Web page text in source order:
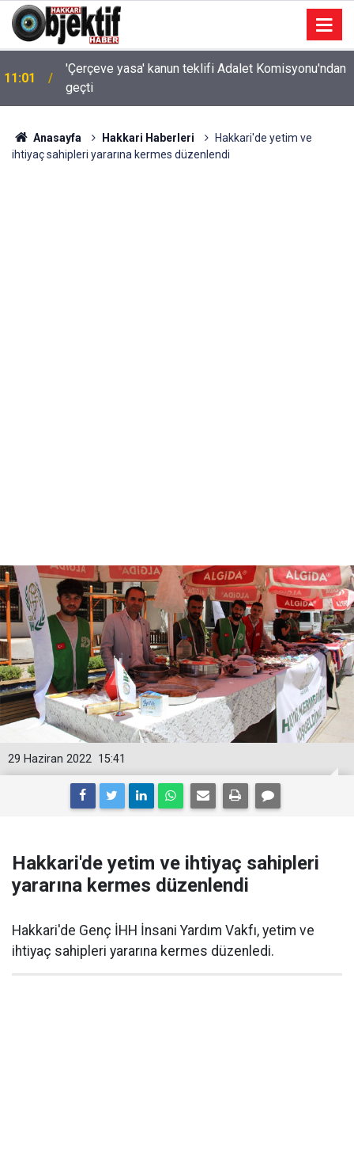
11:01
'Çerçeve yasa' kanun teklifi Adalet Komisyonu'ndan
geçti
Anasayfa Hakkari Haberleri
Hakkari'de yetim ve
ihtiyaç sahipleri yararına kermes düzenlendi
15:41
29 Haziran 2022
Hakkari'de yetim ve ihtiyaç sahipleri
yararına kermes düzenlendi
Hakkari'de Genç İHH İnsani Yardım Vakfı, yetim ve
ihtiyaç sahipleri yararına kermes düzenledi.